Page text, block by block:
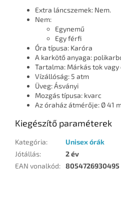
Extra láncszemek: Nem.
Nem:
Egynemű
Egy férfi
Óra típusa: Karóra
A karkötő anyaga:
Tartalma: Márkás tok
Vízállóság: 5 atm
Üveg: Ásványi
Mozgás típusa: kvarc
Az óraház átmérője: Ø 41
Kiegészítő paraméterek
Kategória:
Unisex órák
Jótállás:
2 év
EAN vonalkód: 8054726930495